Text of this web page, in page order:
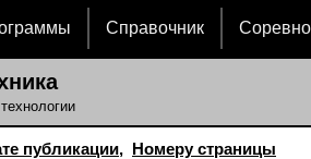
Справочник
публикации, Номеру страницы